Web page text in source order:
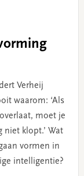
Verheij
waarom: ‘Als
moet je
klopt.’ Wat
vormen in
intelligentie?